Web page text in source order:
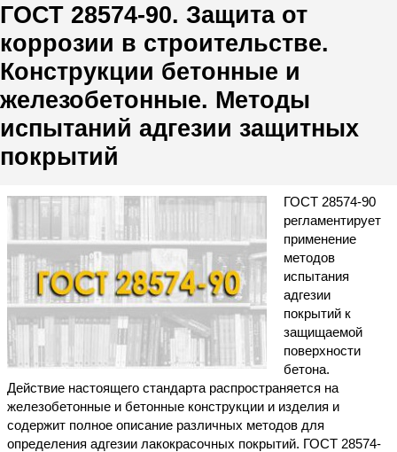
ГОСТ 28574-90. Защита от
коррозии в строительстве.
Конструкции бетонные и
железобетонные. Методы
испытаний адгезии защитных
покрытий
ГОСТ 28574-90
регламентирует
применение
методов
испытания
адгезии
покрытий к
защищаемой
поверхности
бетона.
Действие настоящего стандарта распространяется на
железобетонные и бетонные конструкции и изделия и
содержит полное описание различных методов для
определения адгезии лакокрасочных покрытий. ГОСТ 28574-